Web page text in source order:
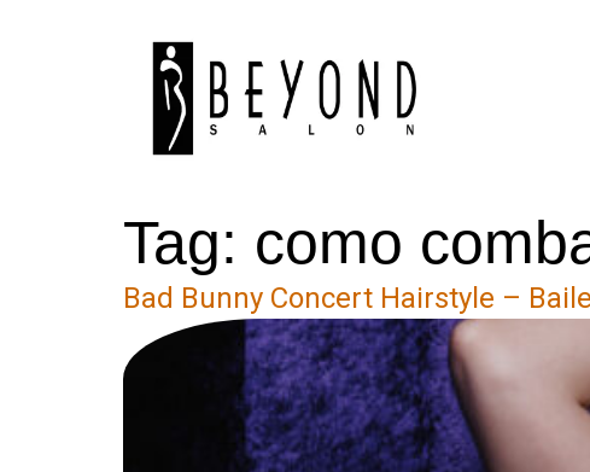
Tag: como
Bad Bunny Concert Hairstyle –